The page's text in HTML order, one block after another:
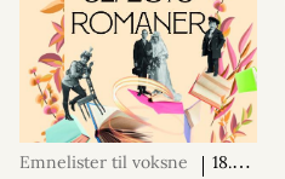
Emnelister til voksne
18.